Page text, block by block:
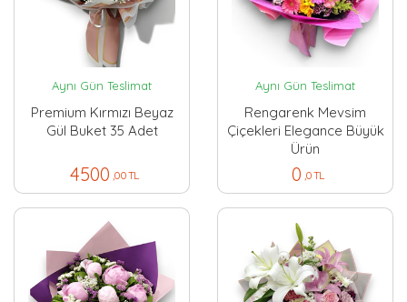
Aynı Gün Teslimat
Premium Kırmızı Beyaz
Gül Buket 35 Adet
4500 ,00 TL
Aynı Gün Teslimat
Rengarenk Mevsim
Çiçekleri Elegance Büyük
Ürün
0 ,0 TL